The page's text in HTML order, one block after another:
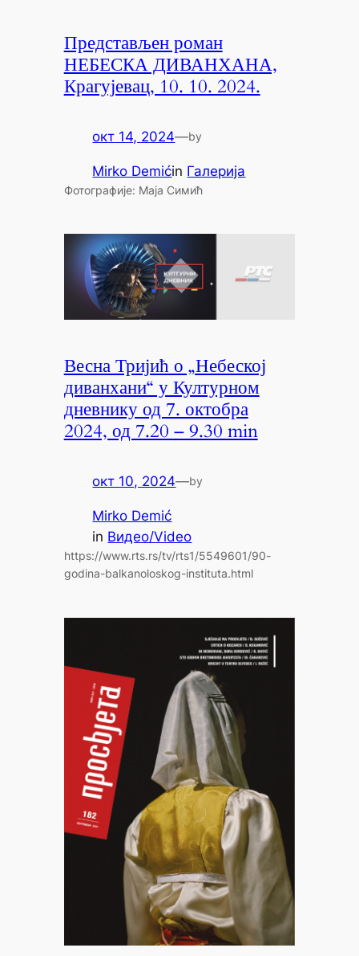
Представљен роман
НЕБЕСКА ДИВАНХАНА,
Крагујевац, 10. 10. 2024.
окт 14, 2024—by
Mirko Demićin Галерија
Фотографије: Маја Симић
Весна Тријић о „Небеској
диванхани“ у Културном
дневнику од 7. октобра
2024, од 7.20 – 9.30 min
окт 10, 2024—by
Mirko Demić
in Видео/Video
https://www.rts.rs/tv/rts1/5549601/90-
godina-balkanoloskog-instituta.html